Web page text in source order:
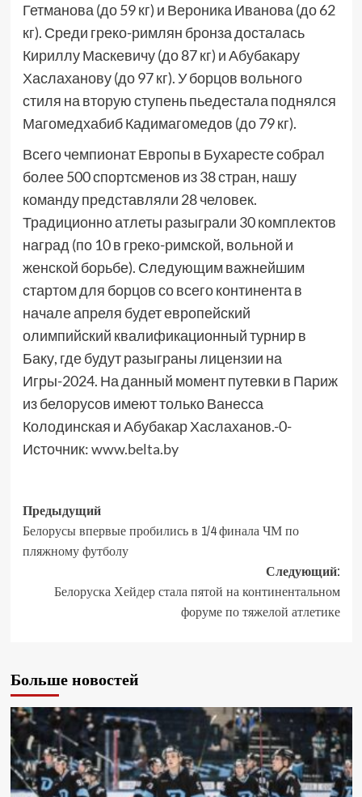
Гетманова (до 59 кг) и Вероника Иванова (до 62
кг). Среди греко-римлян бронза досталась
Кириллу Маскевичу (до 87 кг) и Абубакару
Хаслаханову (до 97 кг). У борцов вольного
стиля на вторую ступень пьедестала поднялся
Магомедхабиб Кадимагомедов (до 79 кг).
Всего чемпионат Европы в Бухаресте собрал
более 500 спортсменов из 38 стран, нашу
команду представляли 28 человек.
Традиционно атлеты разыграли 30 комплектов
наград (по 10 в греко-римской, вольной и
женской борьбе). Следующим важнейшим
стартом для борцов со всего континента в
начале апреля будет европейский
олимпийский квалификационный турнир в
Баку, где будут разыграны лицензии на
Игры-2024. На данный момент путевки в Париж
из белорусов имеют только Ванесса
Колодинская и Абубакар Хаслаханов.-0-
Источник:www.belta.by
Предыдущий
Белорусы впервые пробились в 1/4 финала ЧМ по
пляжному футболу
Следующий:
Белоруска Хейдер стала пятой на континентальном
форуме по тяжелой атлетике
Больше новостей